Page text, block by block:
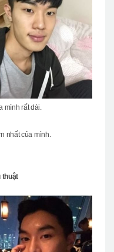
mình rất dài.
nhất của mình.
thuật